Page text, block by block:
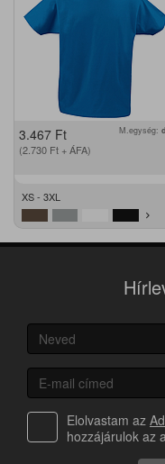
3.467 Ft
(2.730 Ft + ÁFA)
M.egység:
XS - 3XL
Elolvastam az
hozzájárulok az